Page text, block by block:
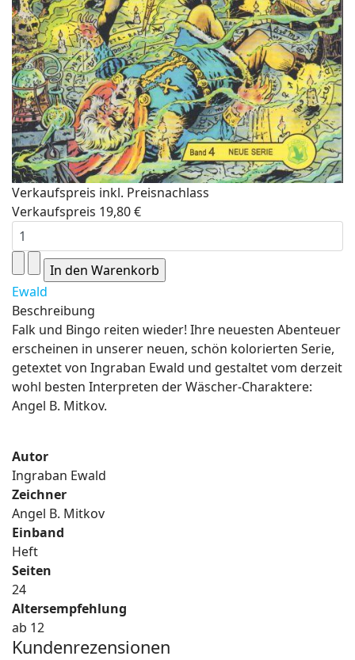
Verkaufspreis inkl. Preisnachlass
Verkaufspreis 19,80 €
Ewald
Beschreibung
Falk und Bingo reiten wieder! Ihre neuesten Abenteuer
erscheinen in unserer neuen, schön kolorierten Serie,
getextet von Ingraban Ewald und gestaltet vom derzeit
wohl besten Interpreten der Wäscher-Charaktere:
Angel B. Mitkov.
Autor
Ingraban Ewald
Zeichner
Angel B. Mitkov
Einband
Heft
Seiten
24
Altersempfehlung
ab 12
Kundenrezensionen